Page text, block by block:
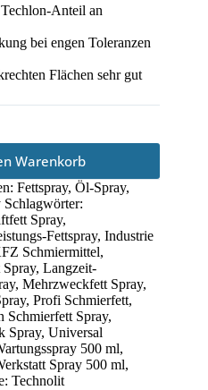
Anteil an
bei engen Toleranzen
Flächen sehr gut
Warenkorb
Fettspray, Öl-Spray,
Schlagwörter:
Spray,
Fettspray, Industrie
Schmiermittel,
, Langzeit-
, Mehrzweckfett Spray,
, Profi Schmierfett,
Schmierfett Spray,
Spray, Universal
500 ml,
Spray 500 ml,
Technolit